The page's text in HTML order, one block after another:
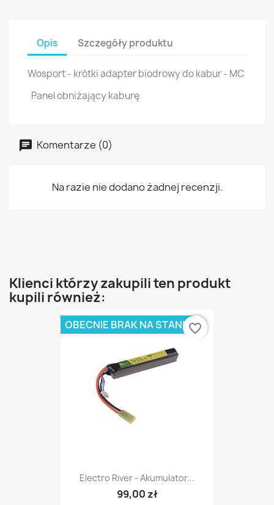
Opis Szczegóły produktu
Wosport - krótki adapter biodrowy do kabur - MC
Panel obniżający kaburę
Komentarze (0)
Na razie nie dodano żadnej recenzji.
Klienci którzy zakupili ten produkt
kupili również:
Electro River - Akumulator...
99,00 zł
OBECNIE BRAK NA STANIEfavorite_border